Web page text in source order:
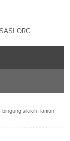
bingung sikikih; lamun